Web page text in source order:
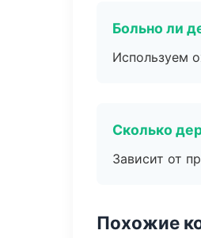
Больно ли
Используем
Сколько
Зависит от
Похожие